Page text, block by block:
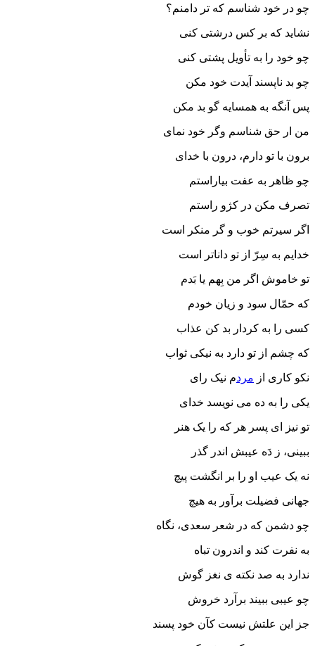
چو در خود شناسم که تر دامنم؟
نشاید که بر کس درشتی کنی
چو خود را به تأویل پشتی کنی
چو بد ناپسند آیدت خود مکن
پس آنگه به همسایه گو بد مکن
من ار حق شناسم وگر خود نمای
برون با تو دارم، درون با خدای
چو ظاهر به عفت بیاراستم
تصرف مکن در کژو راستم
اگر سیرتم خوب و گر منکر است
خدایم به سِرّ از تو داناتر است
تو خاموش اگر من بِهم یا بَدم
که حمّال سود و زیان خودم
کسی را به کردار بد کن عذاب
که چشم از تو دارد به نیکی ثواب
نکو کاری از مردم نیک رای
یکی را به ده می نویسد خدای
تو نیز ای پسر هر که را یک هنر
ببینی، ز دَه عیبش اندر گذر
نه یک عیب او را بر انگشت پیچ
جهانی فضیلت برآور به هیچ
چو دشمن که در شعر سعدی، نگاه
به نفرت کند و اندرون تباه
ندارد به صد نکته ی نغز گوش
چو عیبی ببیند برآرد خروش
جز این علتش نیست کآن خود پسند